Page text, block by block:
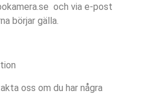
och via e-post
börjar gälla.
oss om du har några